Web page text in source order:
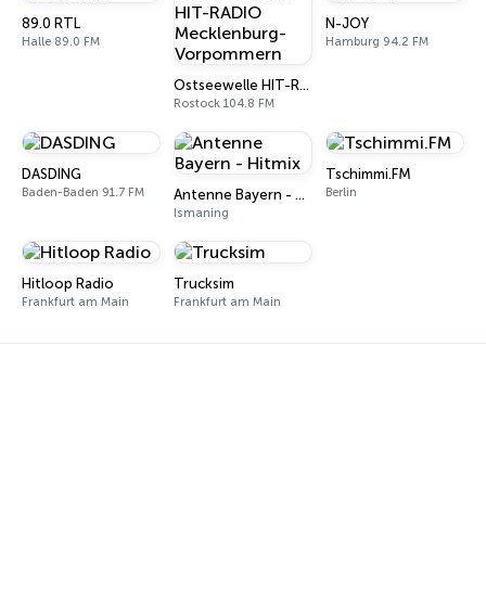
89.0 RTL
Halle 89.0 FM
Ostseewelle HIT-RADIO Mecklenburg-Vorpommern
Rostock 104.8 FM
N-JOY
Hamburg 94.2 FM
DASDING
Baden-Baden 91.7 FM Antenne Bayern - Hitmix
Ismaning
Tschimmi.FM
Berlin
Hitloop Radio
Frankfurt am Main
Trucksim
Frankfurt am Main